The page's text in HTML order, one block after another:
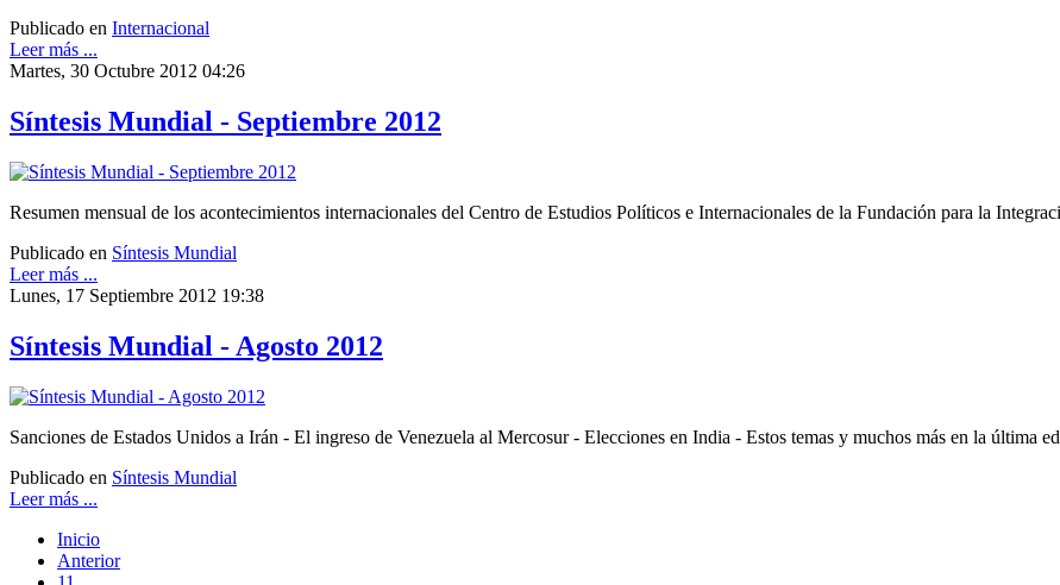
Publicado en Internacional
Leer más ...
Martes, 30 Octubre 2012 04:26
Síntesis Mundial - Septiembre 2012
Resumen mensual de los acontecimientos internacionales del Centro de Estudios Políticos e Internacionales de la Fundación para la
Publicado en Síntesis Mundial
Leer más ...
Lunes, 17 Septiembre 2012 19:38
Síntesis Mundial - Agosto 2012
Sanciones de Estados Unidos a Irán - El ingreso de Venezuela al Mercosur - Elecciones en India - Estos temas y muchos más en la última
Publicado en Síntesis Mundial
Leer más ...
Inicio
Anterior